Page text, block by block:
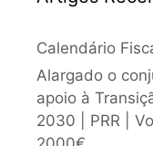
Calendário
Alargado o
apoio à
2030 | PRR |